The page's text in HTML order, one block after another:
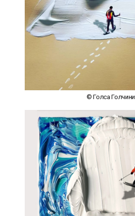
© Голса Голчини